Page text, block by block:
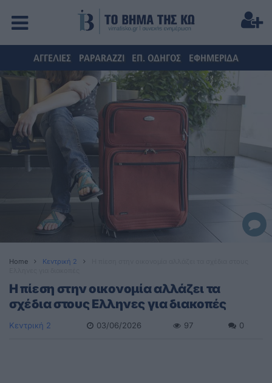
ΑΓΓΕΛΙΕΣ PAPARAZZI ΕΠ. ΟΔΗΓΟΣ ΕΦΗΜΕΡΙΔΑ
Home Κεντρική 2
Η πίεση στην οικονομία αλλάζει τα
σχέδια στους Ελληνες για διακοπές
Κεντρική 2 03/06/2026 97 0